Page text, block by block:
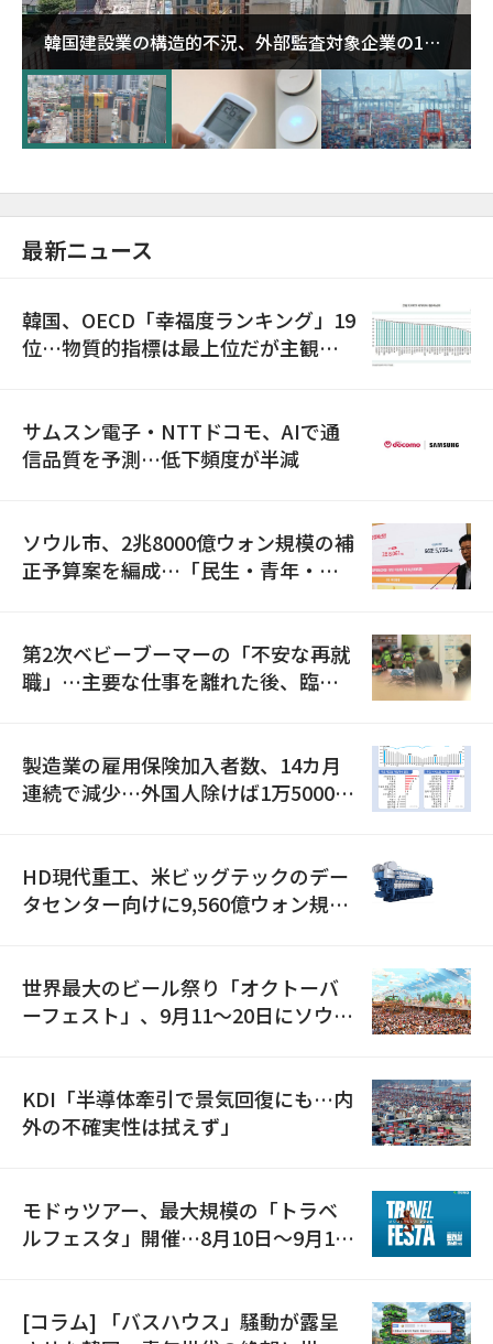
韓国建設業の構造的不況、外部監査対象企業の1割
超が「ゾンビ企業」に…5年で2.8倍増
最新ニュース
韓国、OECD「幸福度ランキング」19
位…物質的指標は最上位だが主観的
サムスン電子・NTTドコモ、AIで通
信品質を予測…低下頻度が半減
ソウル市、2兆8000億ウォン規模の補
正予算案を編成…「民生・青年・安
第2次ベビーブーマーの「不安な再就
職」…主要な仕事を離れた後、臨時
製造業の雇用保険加入者数、14カ月
連続で減少…外国人除けば1万5000人
HD現代重工、米ビッグテックのデー
タセンター向けに9,560億ウォン規模
世界最大のビール祭り「オクトーバ
ーフェスト」、9月11〜20日にソウル
KDI「半導体牽引で景気回復にも…内
外の不確実性は拭えず」
モドゥツアー、最大規模の「トラベ
ルフェスタ」開催…8月10日～9月11
[コラム] 「バスハウス」騒動が露呈